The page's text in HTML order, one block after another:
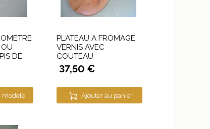
DE
modèle
PLATEAU A FROMAGE
VERNIS AVEC
COUTEAU
37,50 €
Ajouter au panier